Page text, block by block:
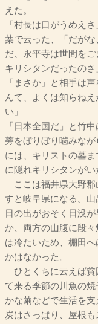
えた。
「村長は口がうめえ
葉で云った、「だが
だ、永平寺は世間を
キリシタンだったのさ
「まさか」と相手は
んて、よくは知らね
い」
「日本全国だ」と竹
蒡をぼりぼり噛みな
には、キリストの墓
に隠れキリシタンがい
ここは福井県大野郡
すと岐阜県になる。山
日の出がおそく日没
か、両方の山腹に段
は冷たいため、棚田
かはなかった。
ひとくちに云えば貧
て来る季節の川魚の
かな繭などで生活を
炭はさっぱり、屋根